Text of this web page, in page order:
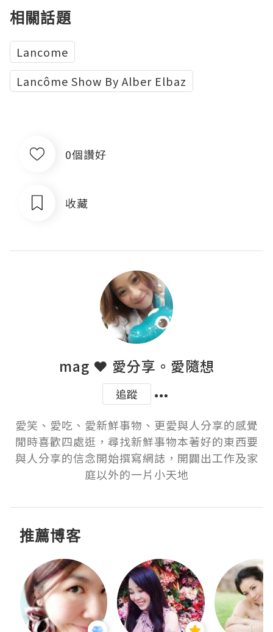
相關話題
Lancome
Lancôme Show By Alber Elbaz
0個讚好
收藏
mag ❤ 愛分享。愛隨想
追蹤
愛笑、愛吃、愛新鮮事物、更愛與人分享的感覺
閒時喜歡四處逛，尋找新鮮事物本著好的東西要
與人分享的信念開始撰寫網誌，開闢出工作及家
庭以外的一片小天地
推薦博客